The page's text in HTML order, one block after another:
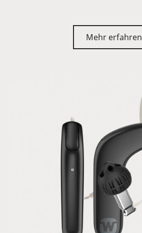
Mehr erfahren